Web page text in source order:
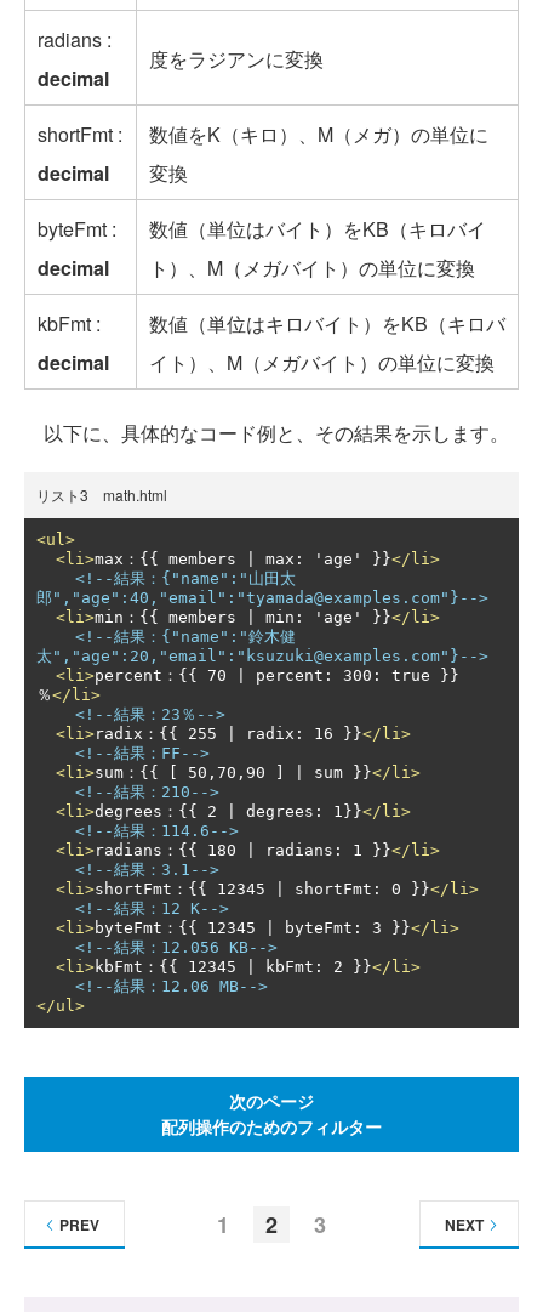
radians :
decimal
度をラジアンに変換
shortFmt :
decimal
数値をK（キロ）、M（メガ）の単位に
変換
byteFmt :
decimal
数値（単位はバイト）をKB（キロバイ
ト）、M（メガバイト）の単位に変換
kbFmt :
decimal
数値（単位はキロバイト）をKB（キロバ
イト）、M（メガバイト）の単位に変換
以下に、具体的なコード例と、その結果を示します。
リスト3 math.html
<ul>
<li>max：{{ members | max: 'age' }}</li>
<!--結果：{"name":"山田太
郎","age":40,"email":"tyamada@examples.com"}-->
<li>min：{{ members | min: 'age' }}</li>
<!--結果：{"name":"鈴木健
太","age":20,"email":"ksuzuki@examples.com"}-->
<li>percent：{{ 70 | percent: 300: true }}
％</li>
<!--結果：23％-->
<li>radix：{{ 255 | radix: 16 }}</li>
<!--結果：FF-->
<li>sum：{{ [ 50,70,90 ] | sum }}</li>
<!--結果：210-->
<li>degrees：{{ 2 | degrees: 1}}</li>
<!--結果：114.6-->
<li>radians：{{ 180 | radians: 1 }}</li>
<!--結果：3.1-->
<li>shortFmt：{{ 12345 | shortFmt: 0 }}</li>
<!--結果：12 K-->
<li>byteFmt：{{ 12345 | byteFmt: 3 }}</li>
<!--結果：12.056 KB-->
<li>kbFmt：{{ 12345 | kbFmt: 2 }}</li>
<!--結果：12.06 MB-->
</ul>
次のページ
配列操作のためのフィルター
1 2 3
PREV NEXT